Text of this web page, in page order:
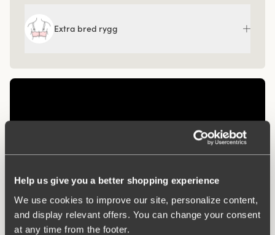
Help us give you a better shopping experience
We use cookies to improve our site, personalize content,
and display relevant offers. You can change your consent
at any time from the footer.
Extra bred rygg